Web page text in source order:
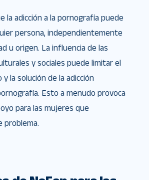
la adicción a la pornografía puede
persona, independientemente
u origen. La influencia de las
y sociales puede limitar el
la solución de la adicción
Esto a menudo provoca
para las mujeres que